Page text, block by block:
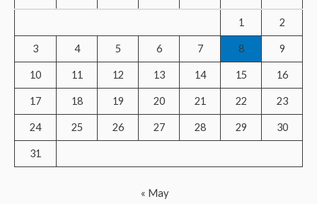
o
1 2
3 4 5 6 7 8 9
10 11 12 13 14 15 16
17 18 19 20 21 22 23
24 25 26 27 28 29 30
31
« May